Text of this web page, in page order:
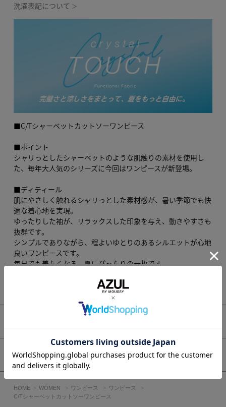
洗濯表記について ＞
■C/Tシャーベットカットソーワンピース
■ポイント
シャリっとしたシャーベットのような肌触りの素材を使用し
た、毎年大人気のシリーズに今回はワンピースが新登場。
■ディティール
肌にやさしく触れるシャリっとした素材感が、暑い季節でも快
適な着心地を実現。
ゆったりした袖が、リラックスした印象を与え、動きやすさも
抜群です。
シンプルでありながら、程よいゆとりのあるシルエットが心地
良いワンピースです。
毎日でも着たくなる、夏にぴったりの一枚です。
シンプルに一枚でサラッと着こなせるワンピースです。
肌離れの良い機能性素材を使用しています。
吸水速乾・接触冷感・UV CUTの機能性があります。
素材には若干の節があり表面感のある素材を使用しています。
柄の見え方には個体差があります。
展開色によって多少の素材感の違いがありますが素材特性によ
るものです。
納品時は畳アタリが付いている商品があります。
白い生地に総柄プリントを施している為、畳んだ際にアタリに
もっと見る
シェア
HOME WOMEN ワンピース
ワンピース
C/Tシャーベットカットソーワンピース